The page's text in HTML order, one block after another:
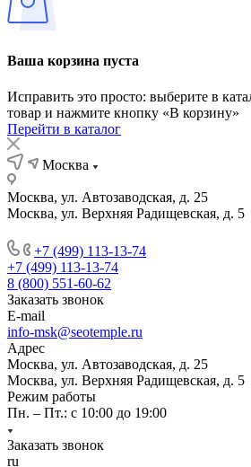
Ваша корзина пуста
Исправить это просто: выберите в
товар и нажмите кнопку «В корзину»
Перейти в каталог
Москва
Москва, ул. Автозаводская, д. 25
Москва, ул. Верхняя Радищевская, д. 5
+7 (499) 113-13-74
+7 (499) 113-13-74
8 (800) 551-60-62
Заказать звонок
E-mail
info-msk@seotemple.ru
Адрес
Москва, ул. Автозаводская, д. 25
Москва, ул. Верхняя Радищевская, д. 5
Режим работы
Пн. – Пт.: с 10:00 до 19:00
Заказать звонок
ru